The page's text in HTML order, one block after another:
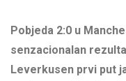
Pobjeda 2:0 u
senzacionalan
Leverkusen prvi put